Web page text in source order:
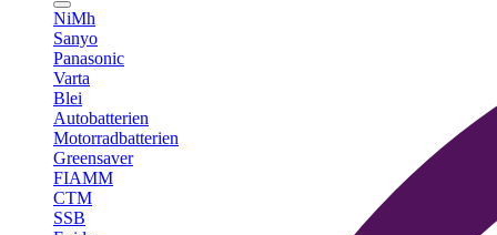
NiMh
Sanyo
Panasonic
Varta
Blei
Autobatterien
Motorradbatterien
Greensaver
FIAMM
CTM
SSB